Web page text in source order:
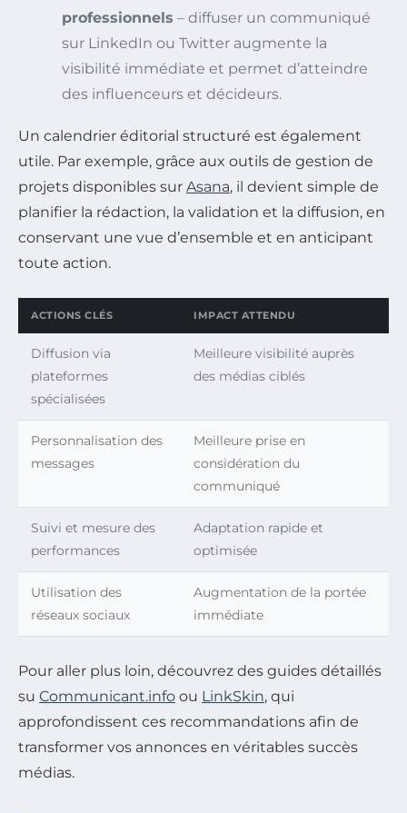
professionnels – diffuser un communiqué
sur LinkedIn ou Twitter augmente la
visibilité immédiate et permet d’atteindre
des influenceurs et décideurs.
Un calendrier éditorial structuré est également
utile. Par exemple, grâce aux outils de gestion de
projets disponibles sur Asana, il devient simple de
planifier la rédaction, la validation et la diffusion, en
conservant une vue d’ensemble et en anticipant
toute action.
ACTIONS CLÉS IMPACT ATTENDU
Diffusion via
plateformes
spécialisées
Meilleure visibilité auprès
des médias ciblés
Personnalisation des
messages
Meilleure prise en
considération du
communiqué
Suivi et mesure des
performances
Adaptation rapide et
optimisée
Utilisation des
réseaux sociaux
Augmentation de la portée
immédiate
Pour aller plus loin, découvrez des guides détaillés
su Communicant.info ou LinkSkin, qui
approfondissent ces recommandations afin de
transformer vos annonces en véritables succès
médias.